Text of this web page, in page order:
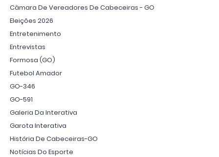
Câmara De Vereadores De Cabeceiras - GO
Eleições 2026
Entretenimento
Entrevistas
Formosa (GO)
Futebol Amador
GO-346
GO-591
Galeria Da Interativa
Garota Interativa
História De Cabeceiras-GO
Notícias Do Esporte